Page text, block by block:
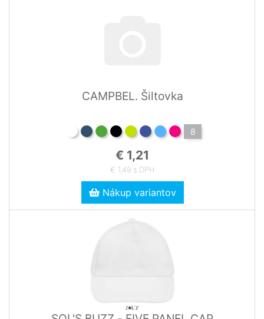
CAMPBEL. Šiltovka
8
€ 1,21
€ 1,49 s DPH
Nákup variantov